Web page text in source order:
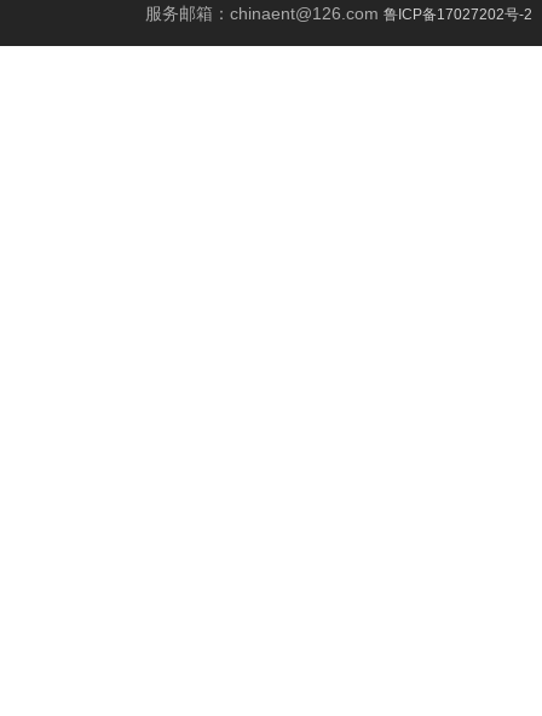
服务邮箱： chinaent@126.com 鲁ICP备17027202号-2